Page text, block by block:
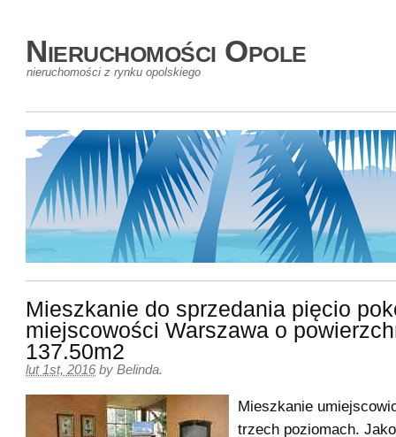
Nieruchomości Opole
nieruchomości z rynku opolskiego
Mieszkanie do sprzedania pięcio
miejscowości Warszawa o
137.50m2
lut 1st, 2016 by Belinda.
Mieszkanie
trzech poziomach.